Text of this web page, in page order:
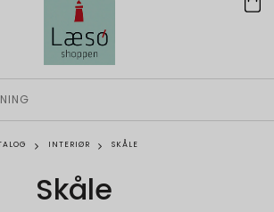
INTERIØR SKÅLE
Skåle